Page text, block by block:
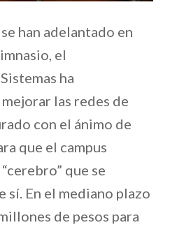
han adelantado en
el
ha
las redes de
con el ánimo de
que el campus
que se
En el mediano plazo
de pesos para